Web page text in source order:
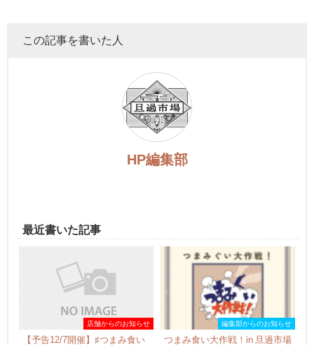
この記事を書いた人
HP編集部
最近書いた記事
店舗からのお知らせ
【予告12/7開催】♯つまみ食い
編集部からのお知らせ
つまみ食い大作戦！in 旦過市場